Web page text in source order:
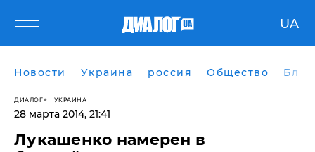
UA
Новости Украина россия Общество
ДИАЛОГ УКРАИНА
28 марта 2014, 21:41
Лукашенко намерен в